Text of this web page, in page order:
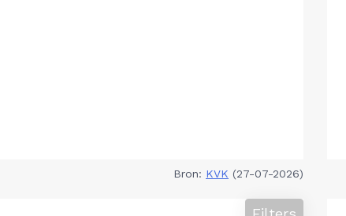
Bron: KVK (27-07-2026)